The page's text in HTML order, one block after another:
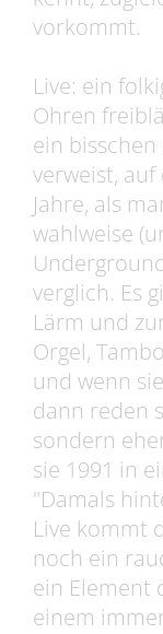
vorkommt.
Live: ein
Ohren
ein
verweist,
Jahre, als
wahlweise
verglich. Es
Lärm und
Orgel,
und wenn
dann reden
sondern
sie 1991 in
"Damals
Live kommt
noch ein
ein Element
einem